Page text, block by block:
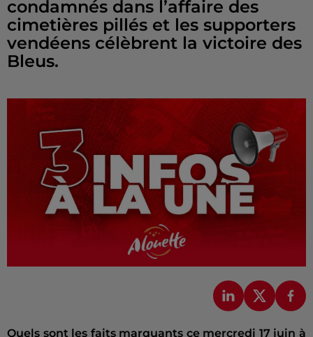
condamnés dans l’affaire des
cimetières pillés et les supporters
vendéens célèbrent la victoire des
Bleus.
Quels sont les faits marquants ce mercredi 17 juin à